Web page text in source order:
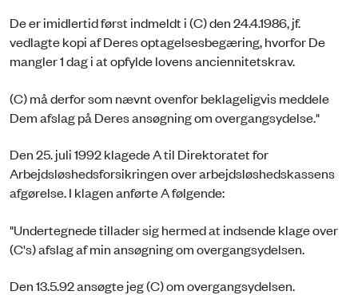
De er imidlertid først indmeldt i (C) den 24.4.1986, jf.
vedlagte kopi af Deres optagelsesbegæring, hvorfor De
mangler 1 dag i at opfylde lovens anciennitetskrav.
(C) må derfor som nævnt ovenfor beklageligvis meddele
Dem afslag på Deres ansøgning om overgangsydelse."
Den 25. juli 1992 klagede A til Direktoratet for
Arbejdsløshedsforsikringen over arbejdsløshedskassens
afgørelse. I klagen anførte A følgende:
"Undertegnede tillader sig hermed at indsende klage over
(C's) afslag af min ansøgning om overgangsydelsen.
Den 13.5.92 ansøgte jeg (C) om overgangsydelsen.